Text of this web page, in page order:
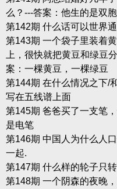
么？---答案：他生的是双
第142期 什么话可以世界
第143期 一个袋子里装着
上，很快就把黄豆和绿豆
案：一棵黄豆，一棵绿豆
第144期 在什么情况之下/
写在五线谱上面
第145期 爸爸买了一支笔
是电笔
第146期 中国人为什么人
一起.
第147期 什么样的轮子只
第148期 一个阴森的夜晚